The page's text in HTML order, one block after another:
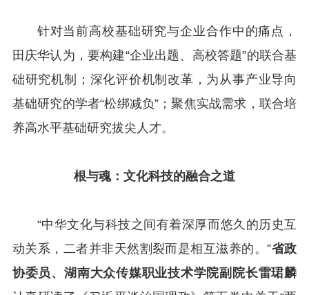
针对当前高校基础研究与企业合作中的痛点，
田庆华认为，要构建“企业出题、高校答题”的联合基
础研究机制；深化评价机制改革，为从事产业导向
基础研究的学者“松绑减负”；聚焦实战需求，联合培
养高水平基础研究拔尖人才。
根与魂：文化科技的融合之道
“中华文化与科技之间有着深厚而悠久的历史互
动关系，二者并非天然割裂而是相互滋养的。”省政
协委员、湖南大众传媒职业技术学院副院长雷珺麟